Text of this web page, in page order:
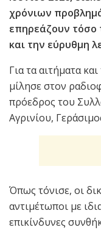
χρόνιων
επηρεάζουν τόσο
και την εύρυθμη
Για τα αιτήματα
μίλησε στον
πρόεδρος του
Αγρινίου,
Όπως τόνισε, οι
αντιμέτωποι με
επικίνδυνες